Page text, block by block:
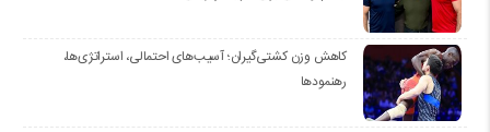
کاهش وزن کشتی‌گیران؛ آسیب‌های احتمالی، استراتژی‌ها،
رهنمودها